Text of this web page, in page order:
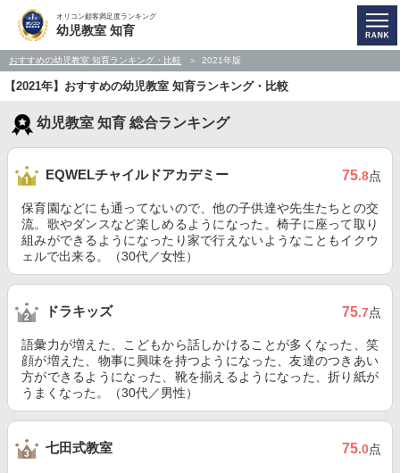
オリコン顧客満足度ランキング
幼児教室 知育
おすすめの幼児教室 知育ランキング・比較 2021年版
【2021年】おすすめの幼児教室 知育ランキング・比較
幼児教室 知育 総合ランキング
EQWELチャイルドアカデミー 75.8点
保育園などにも通ってないので、他の子供達や先生たちとの交
流。歌やダンスなど楽しめるようになった。椅子に座って取り
組みができるようになったり家で行えないようなこともイクウ
ェルで出来る。（30代／女性）
ドラキッズ 75.7点
語彙力が増えた、こどもから話しかけることが多くなった、笑
顔が増えた、物事に興味を持つようになった、友達のつきあい
方ができるようになった、靴を揃えるようになった、折り紙が
うまくなった。（30代／男性）
七田式教室 75.0点